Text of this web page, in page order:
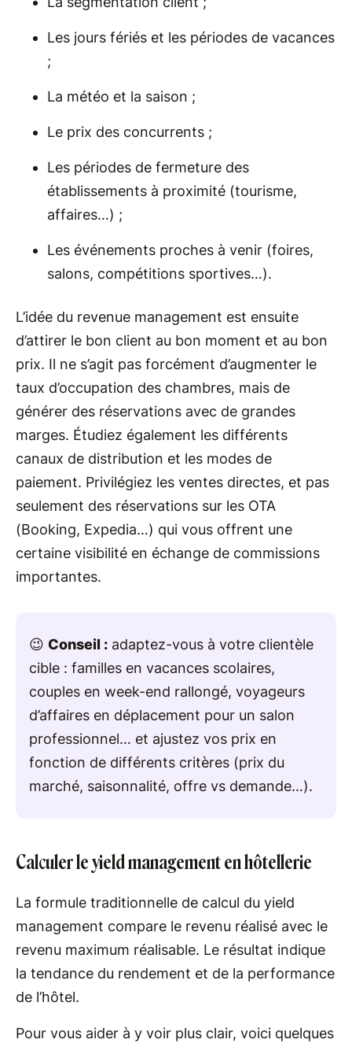
Les jours fériés et les périodes de vacances
;
La météo et la saison ;
Le prix des concurrents ;
Les périodes de fermeture des
établissements à proximité (tourisme,
affaires…) ;
Les événements proches à venir (foires,
salons, compétitions sportives…).
L’idée du revenue management est ensuite
d’attirer le bon client au bon moment et au bon
prix. Il ne s’agit pas forcément d’augmenter le
taux d’occupation des chambres, mais de
générer des réservations avec de grandes
marges. Étudiez également les différents
canaux de distribution et les modes de
paiement. Privilégiez les ventes directes, et pas
seulement des réservations sur les OTA
(Booking, Expedia…) qui vous offrent une
certaine visibilité en échange de commissions
importantes.
😉 Conseil : adaptez-vous à votre clientèle
cible : familles en vacances scolaires,
couples en week-end rallongé, voyageurs
d’affaires en déplacement pour un salon
professionnel… et ajustez vos prix en
fonction de différents critères (prix du
marché, saisonnalité, offre vs demande…).
Calculer le yield management en hôtellerie
La formule traditionnelle de calcul du yield
management compare le revenu réalisé avec le
revenu maximum réalisable. Le résultat indique
la tendance du rendement et de la performance
de l’hôtel.
Pour vous aider à y voir plus clair, voici quelques